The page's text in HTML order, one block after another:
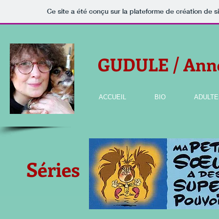
Ce site a été conçu sur la plateforme de création de
Séries
GUDULE /
ACCUEIL BIO